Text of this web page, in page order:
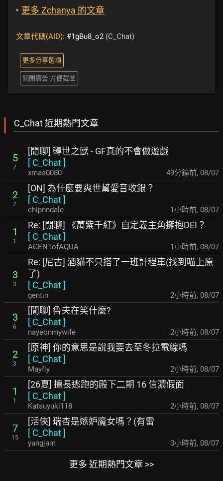
‣ 更多 Zchanya 的文章
文章代碼(AID): #1gBu8_o2 (C_Chat)
更多分享選項
關閉廣告 方便截圖
C_Chat 近期熱門文章
5
7
[閒聊] 轉世之獸 - GF真的不會做遊戲
[ C_Chat]
xmas0080 49分鐘前, 08/07
2
2
[ON] 為什麼要爽世幫愛音收銀？
[ C_Chat]
chipnndale 1小時前, 08/07
1
1
Re: [閒聊] 《萬紫千紅》自定義主角擁抱DEI？
[ C_Chat]
AGENTofAQUA 1小時前, 08/07
3
3
Re: [尼古] 酒貓不只搭了一班計程車(找到喵上原
了)
[ C_Chat]
gentin 2小時前, 08/07
3
6
[閒聊] 魯夫在笑什麼?
[ C_Chat]
nayeonmywife 2小時前, 08/07
2
3
[原神] 你的意思是說我要去至冬拉電線嗎
[ C_Chat]
Mayfly 2小時前, 08/07
1
1
[26夏] 擅長逃跑的殿下二期 16 信濃假面
[ C_Chat]
Katsuyuki118 2小時前, 08/07
7
15
[活俠] 瑞杏是嫉妒魔女嗎？(有雷
[ C_Chat]
yangjam 3小時前, 08/07
更多 近期熱門文章 >>